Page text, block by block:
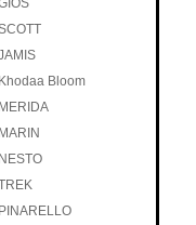
Khodaa Bloom
MERIDA
MARIN
NESTO
PINARELLO